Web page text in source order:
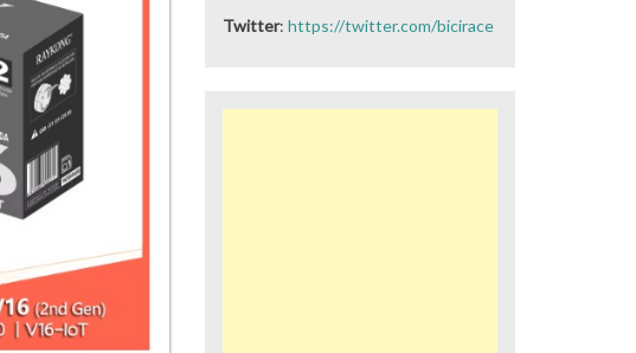
Twitter: https://twitter.com/bicirace